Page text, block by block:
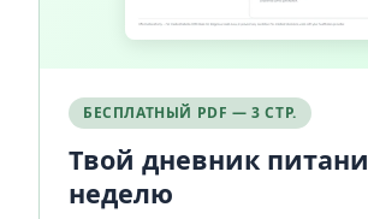
БЕСПЛАТНЫЙ PDF — 3 СТР.
Твой дневник
неделю